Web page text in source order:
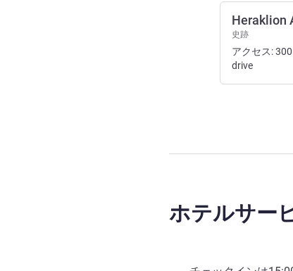
Heraklion
史跡
アクセス:300
drive
ホテルサー